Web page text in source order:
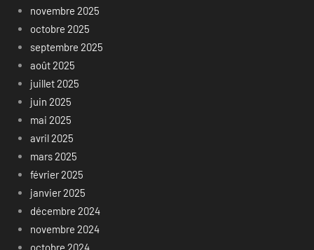
novembre 2025
octobre 2025
septembre 2025
août 2025
juillet 2025
juin 2025
mai 2025
avril 2025
mars 2025
février 2025
janvier 2025
décembre 2024
novembre 2024
octobre 2024